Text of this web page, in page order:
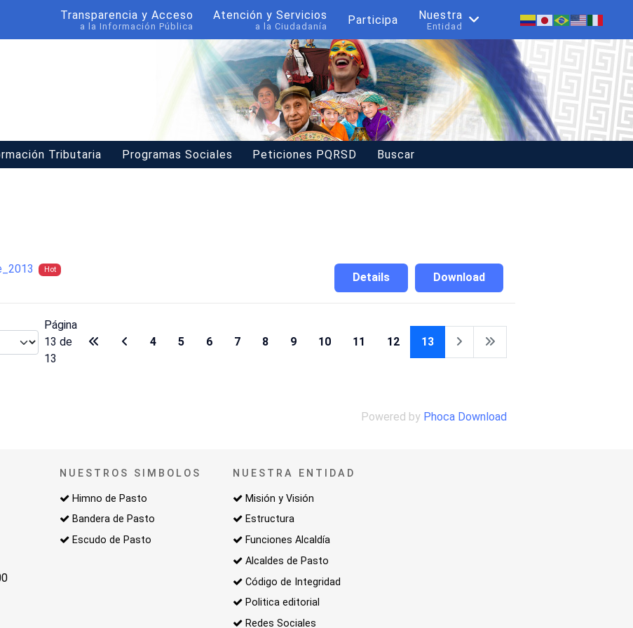
Transparencia y Acceso
a la Información Pública
Atención y Servicios
a la Ciudadanía Participa Nuestra
Entidad
Tributaria Programas Sociales Peticiones PQRSD Buscar
Hot
Download
Details
Página
13 de
13
4 5 6 7 8 9 10 11 12 13
Powered by Phoca Download
NUESTROS SIMBOLOS
Himno de Pasto
Bandera de Pasto
Escudo de Pasto
NUESTRA ENTIDAD
Misión y Visión
Estructura
Funciones Alcaldía
Alcaldes de Pasto
Código de Integridad
Politica editorial
Redes Sociales